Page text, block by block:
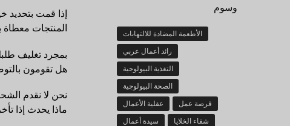
إذا قمت بتحديد
المنتجات معطاة
بمجرد تغليف
هل تقومون
نحن لا نقدم
ماذا يحدث إذا
وسوم
الأطعمة المضادة للالتهابات
رائد أعمال عربي
التغذية البيولوجية
الصحة البيولوجية
عقلية الأعمال
فرصة عمل
سيدة أعمال
شفاء الخلايا